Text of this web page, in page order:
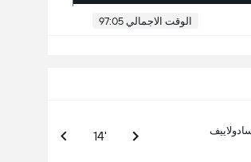
الوقت الاجمالي 97:05
14'